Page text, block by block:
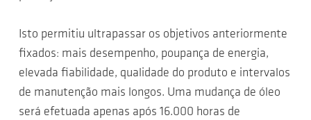
Isto permitiu ultrapassar os objetivos anteriormente
fixados: mais desempenho, poupança de energia,
elevada fiabilidade, qualidade do produto e intervalos
de manutenção mais longos. Uma mudança de óleo
será efetuada apenas após 16.000 horas de